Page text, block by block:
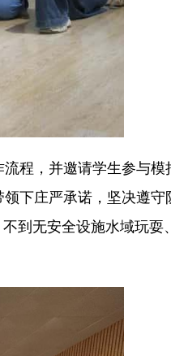
程，并邀请学生参与模
下庄严承诺，坚决遵守
到无安全设施水域玩耍